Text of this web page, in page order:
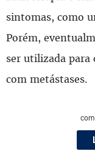
sintomas, como
Porém,
ser utilizada
com metástases.